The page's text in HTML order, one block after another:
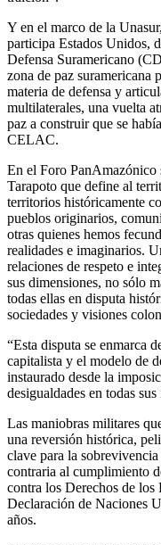
Y en el marco de la
participa Estados Unidos,
Defensa Suramericano
zona de paz suramericana
materia de defensa y
multilaterales, una vuelta
paz a construir que se
CELAC.
En el Foro PanAmazónico
Tarapoto que define al
territorios históricamente
pueblos originarios,
otras quienes hemos
realidades e imaginarios.
relaciones de respeto e
sus dimensiones, no sólo
todas ellas en disputa
sociedades y visiones
“Esta disputa se enmarca
capitalista y el modelo de
instaurado desde la
desigualdades en todas sus
Las maniobras militares
una reversión histórica,
clave para la
contraria al cumplimiento
contra los Derechos de los
Declaración de Naciones
años.